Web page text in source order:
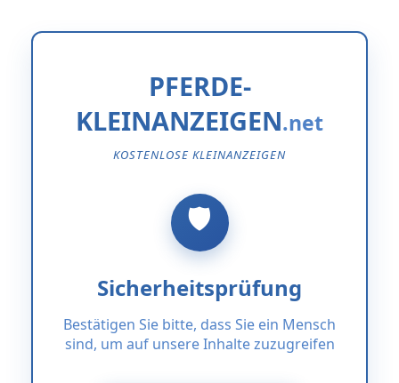
PFERDE-
KLEINANZEIGEN
KOSTENLOSE KLEINANZEIGEN
Sicherheitsprüfung
Bestätigen Sie bitte, dass Sie ein Mensch
sind, um auf unsere Inhalte zuzugreifen